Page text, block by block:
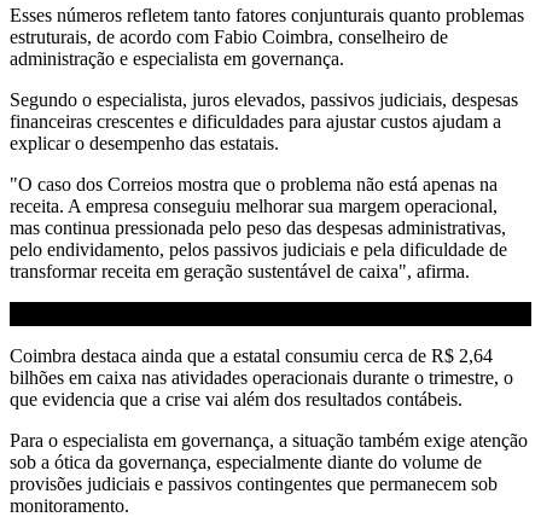
Esses números refletem tanto fatores conjunturais quanto problemas
estruturais, de acordo com Fabio Coimbra, conselheiro de
administração e especialista em governança.
Segundo o especialista, juros elevados, passivos judiciais, despesas
financeiras crescentes e dificuldades para ajustar custos ajudam a
explicar o desempenho das estatais.
"O caso dos Correios mostra que o problema não está apenas na
receita. A empresa conseguiu melhorar sua margem operacional,
mas continua pressionada pelo peso das despesas administrativas,
pelo endividamento, pelos passivos judiciais e pela dificuldade de
transformar receita em geração sustentável de caixa", afirma.
Coimbra destaca ainda que a estatal consumiu cerca de R$ 2,64
bilhões em caixa nas atividades operacionais durante o trimestre, o
que evidencia que a crise vai além dos resultados contábeis.
Para o especialista em governança, a situação também exige atenção
sob a ótica da governança, especialmente diante do volume de
provisões judiciais e passivos contingentes que permanecem sob
monitoramento.